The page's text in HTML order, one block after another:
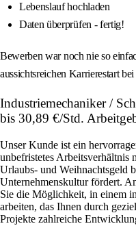
Lebenslauf hochladen
Daten überprüfen - fertig!
Bewerben war noch nie so
aussichtsreichen Karrierestart
Industriemechaniker /
bis 30,89 €/Std.
Unser Kunde ist ein
unbefristetes Arbeitsverhältnis
Urlaubs- und Weihnachtsgeld
Unternehmenskultur fördert.
Sie die Möglichkeit, in einem
arbeiten, das Ihnen durch
Projekte zahlreiche